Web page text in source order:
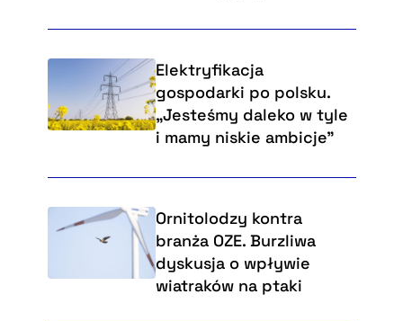
Elektryfikacja
gospodarki po polsku.
„Jesteśmy daleko w tyle
i mamy niskie ambicje”
Ornitolodzy kontra
branża OZE. Burzliwa
dyskusja o wpływie
wiatraków na ptaki